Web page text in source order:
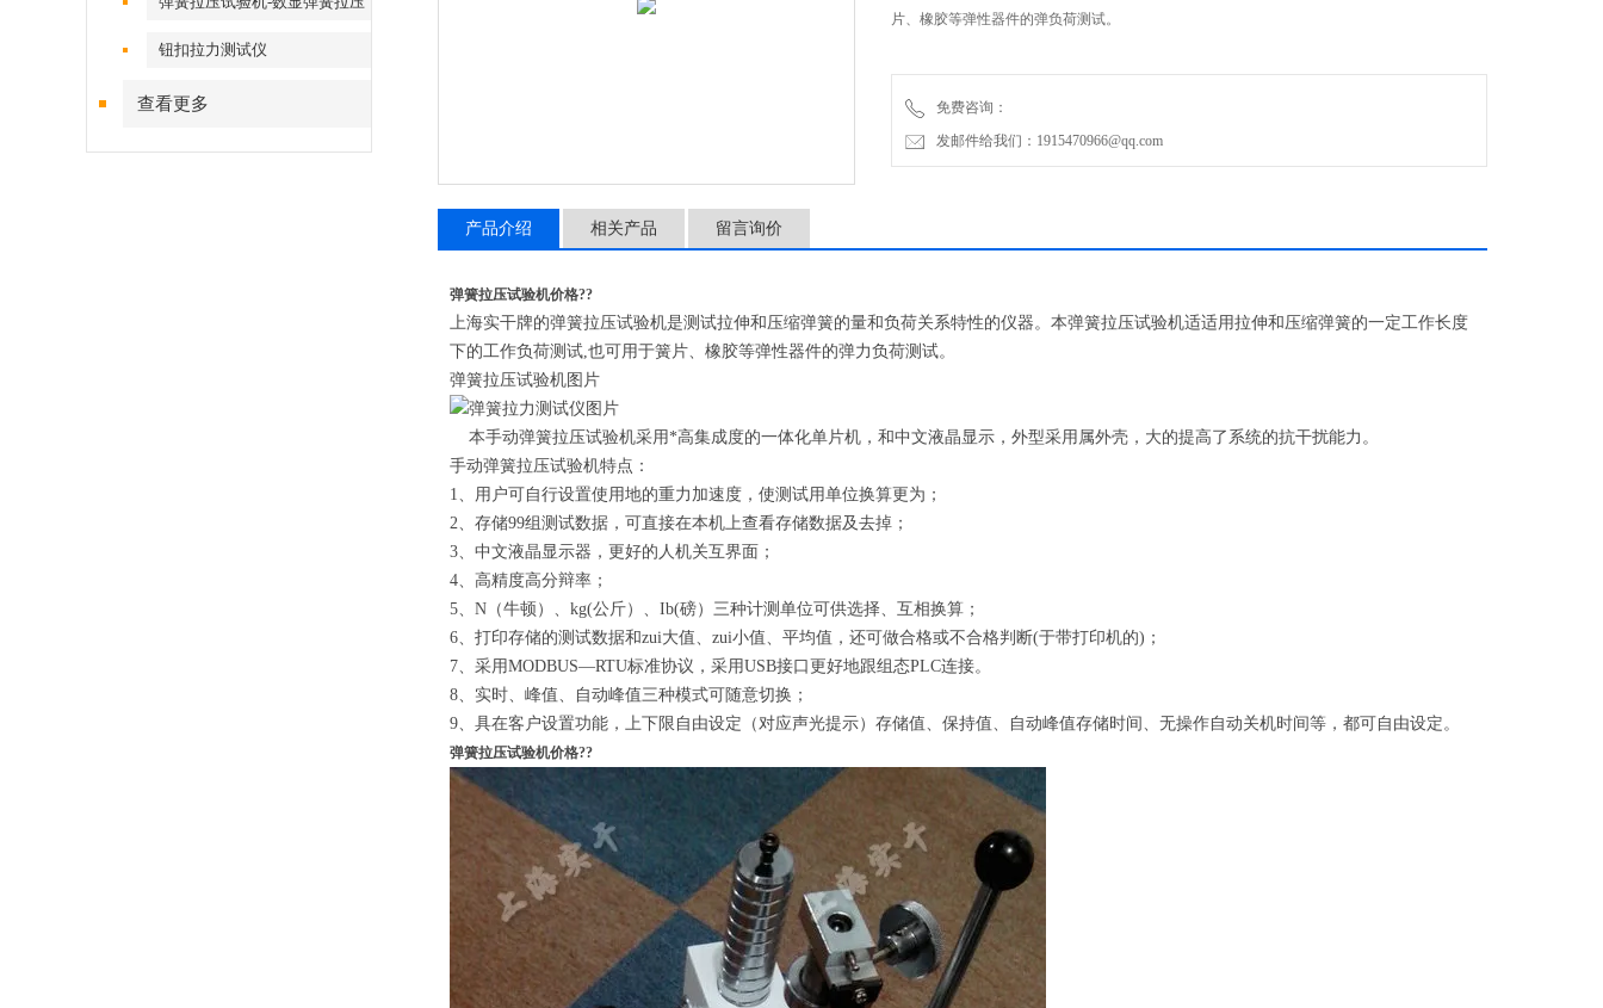
试验机
钮扣拉力测试仪
查看更多
片、橡胶等弹性器件的弹负荷测试。
免费咨询：
发邮件给我们：1915470966@qq.com
产品介绍 相关产品 留言询价
弹簧拉压试验机价格??
上海实干牌的弹簧拉压试验机是测试拉伸和压缩弹簧的量和负荷关系特性的仪器。本弹簧拉压试验机适适用拉伸和压缩弹簧的一定工作长度
下的工作负荷测试,也可用于簧片、橡胶等弹性器件的弹力负荷测试。
弹簧拉压试验机图片
本手动弹簧拉压试验机采用*高集成度的一体化单片机，和中文液晶显示，外型采用属外壳，大的提高了系统的抗干扰能力。
手动弹簧拉压试验机特点：
1、用户可自行设置使用地的重力加速度，使测试用单位换算更为；
2、存储99组测试数据，可直接在本机上查看存储数据及去掉；
3、中文液晶显示器，更好的人机关互界面；
4、高精度高分辩率；
5、N（牛顿）、kg(公斤）、Ib(磅）三种计测单位可供选择、互相换算；
6、打印存储的测试数据和zui大值、zui小值、平均值，还可做合格或不合格判断(于带打印机的)；
7、采用MODBUS—RTU标准协议，采用USB接口更好地跟组态PLC连接。
8、实时、峰值、自动峰值三种模式可随意切换；
9、具在客户设置功能，上下限自由设定（对应声光提示）存储值、保持值、自动峰值存储时间、无操作自动关机时间等，都可自由设定。
弹簧拉压试验机价格??